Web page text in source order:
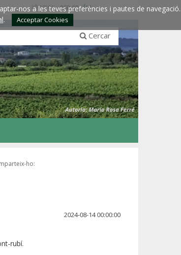
nos a les teves preferències i pautes de navegació.
. Acceptar Cookies
Idiomes:esp engfra
Cercar
ho:
2024-08-14 00:00:00
rubí.